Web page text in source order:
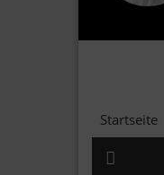
Startseite